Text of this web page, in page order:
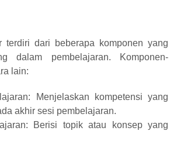
terdiri dari beberapa komponen yang
dalam pembelajaran. Komponen-
lain:
Menjelaskan kompetensi yang
akhir sesi pembelajaran.
Berisi topik atau konsep yang